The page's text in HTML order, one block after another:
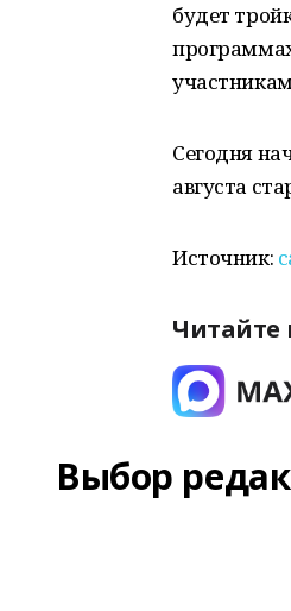
будет
Сегодня
августа
Источник:
Читайте
Выбор